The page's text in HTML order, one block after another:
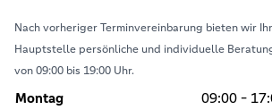
Nach vorheriger Terminvereinbarung bieten wir
Hauptstelle persönliche und individuelle
von 09:00 bis 19:00 Uhr.
Montag 09:00 -